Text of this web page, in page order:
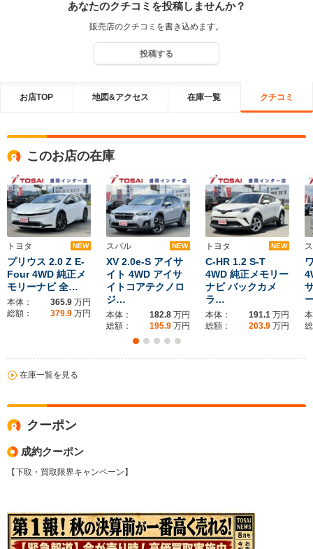
あなたのクチコミを投稿しませんか？
販売店のクチコミを書き込めます。
投稿する
お店TOP 地図&アクセス 在庫一覧 クチコミ
このお店の在庫
トヨタ NEW
プリウス 2.0 Z E-
Four 4WD 純正メ
モリーナビ 全…
本体： 365.9 万円
総額：
379.9 万円
スバル NEW
XV 2.0e-S アイサ
イト 4WD アイサ
イトコアテクノロ
ジ…
本体： 182.8 万円
総額：
195.9 万円
トヨタ NEW
C-HR 1.2 S-T
4WD 純正メモリー
ナビ バックカメ
ラ…
本体： 191.1 万円
総額：
203.9 万円
在庫一覧を見る
クーポン
成約クーポン
【下取・買取限界キャンペーン】